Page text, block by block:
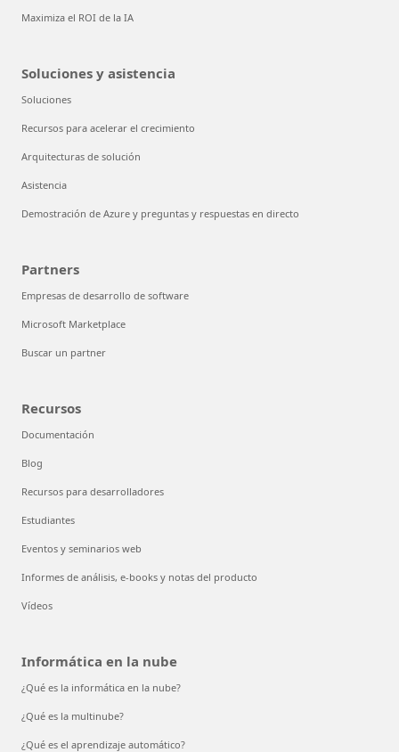
Maximiza el ROI de la IA
Soluciones y asistencia
Soluciones
Recursos para acelerar el crecimiento
Arquitecturas de solución
Asistencia
Demostración de Azure y preguntas y respuestas en directo
Partners
Empresas de desarrollo de software
Microsoft Marketplace
Buscar un partner
Recursos
Documentación
Blog
Recursos para desarrolladores
Estudiantes
Eventos y seminarios web
Informes de análisis, e-books y notas del producto
Vídeos
Informática en la nube
¿Qué es la informática en la nube?
¿Qué es la multinube?
¿Qué es el aprendizaje automático?